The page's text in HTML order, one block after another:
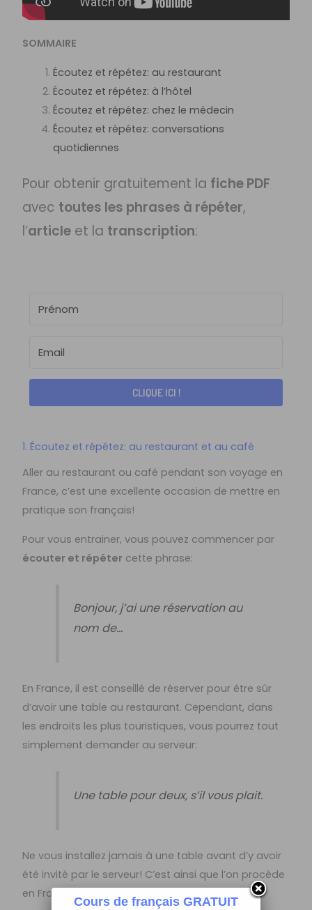
SOMMAIRE
Écoutez et répétez: au restaurant
Écoutez et répétez: à l’hôtel
Écoutez et répétez: chez le médecin
Écoutez et répétez: conversations
quotidiennes
Pour obtenir gratuitement la fiche PDF
avec toutes les phrases à répéter,
l’article et la transcription:
CLIQUE ICI !
1. Écoutez et répétez: au restaurant et au café
Aller au restaurant ou café pendant son voyage en
France, c’est une excellente occasion de mettre en
pratique son français!
Pour vous entrainer, vous pouvez commencer par
écouter et répéter cette phrase:
Bonjour, j’ai une réservation au
nom de…
En France, il est conseillé de réserver pour être sûr
d’avoir une table au restaurant. Cependant, dans
les endroits les plus touristiques, vous pourrez tout
simplement demander au serveur:
Une table pour deux, s’il vous plait.
Ne vous installez jamais à une table avant d’y avoir
été invité par le serveur! C’est ainsi que l’on procède
en France.
Cours de français GRATUIT